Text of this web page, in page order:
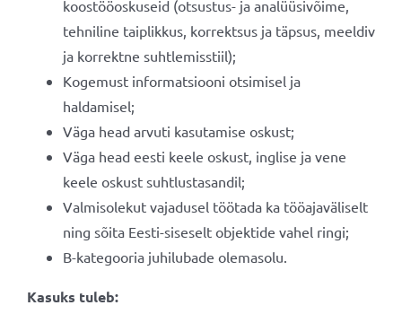
koostööoskuseid (otsustus- ja analüüsivõime,
tehniline taiplikkus, korrektsus ja täpsus, meeldiv
ja korrektne suhtlemisstiil);
Kogemust informatsiooni otsimisel ja
haldamisel;
Väga head arvuti kasutamise oskust;
Väga head eesti keele oskust, inglise ja vene
keele oskust suhtlustasandil;
Valmisolekut vajadusel töötada ka tööajaväliselt
ning sõita Eesti-siseselt objektide vahel ringi;
B-kategooria juhilubade olemasolu.
Kasuks tuleb: